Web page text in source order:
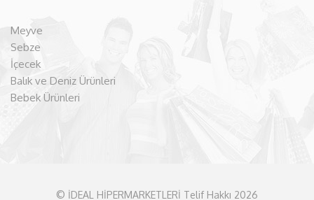
Meyve
Sebze
İçecek
Balık ve Deniz Ürünleri
Bebek Ürünleri
© İDEAL HİPERMARKETLERİ Telif Hakkı 2026